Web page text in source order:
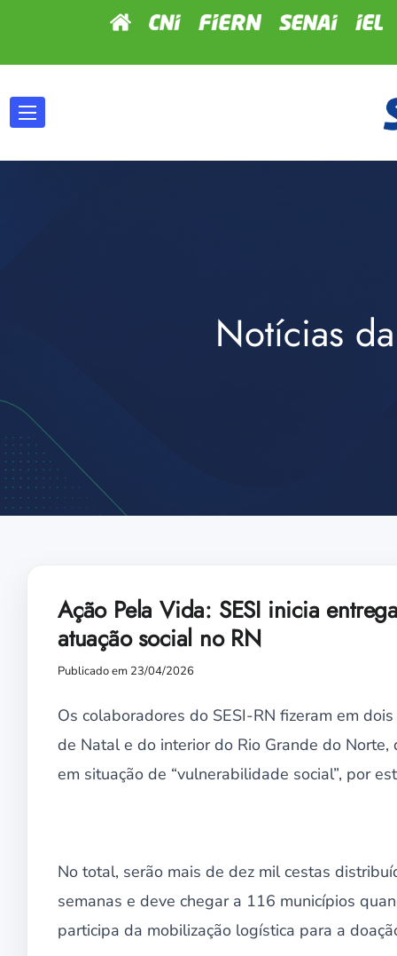
Notícias
Ação Pela Vida: SESI inicia
atuação social no RN
Publicado em 23/04/2026
Os colaboradores do SESI-RN fizeram em
de Natal e do interior do Rio Grande do
em situação de “vulnerabilidade social”, por
No total, serão mais de dez mil cestas
semanas e deve chegar a 116 municípios
participa da mobilização logística para a